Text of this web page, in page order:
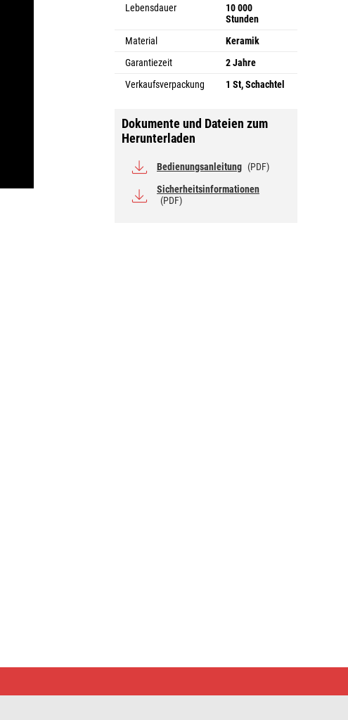
Lebensdauer
10 000
Stunden
Material
Keramik
Garantiezeit
2 Jahre
Verkaufsverpackung
1 St, Schachtel
Dokumente und Dateien zum
Herunterladen
Bedienungsanleitung (PDF)
Sicherheitsinformationen
(PDF)